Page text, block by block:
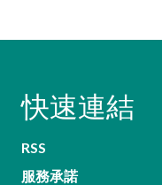
快速連結
RSS
服務承諾